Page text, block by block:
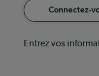
Connectez-
Entrez vos